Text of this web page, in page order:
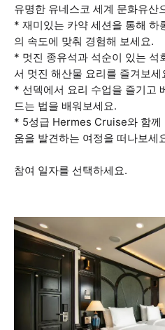
유명한 유네스코 세계 문화유산
* 재미있는 카약 세션을 통해 하
의 속도에 맞춰 경험해 보세요.
* 멋진 종유석과 석순이 있는 석
서 멋진 해산물 요리를 즐겨보세
* 선덱에서 요리 수업을 즐기고
드는 법을 배워보세요.
* 5성급 Hermes Cruise와 함께
움을 발견하는 여정을 떠나보세
참여 일자를 선택하세요.